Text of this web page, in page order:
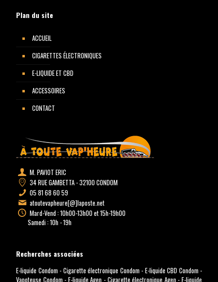
Plan du site
ACCUEIL
CIGARETTES ÉLECTRONIQUES
E-LIQUIDE ET CBD
ACCESSOIRES
CONTACT
M. PAVIOT ERIC
34 RUE GAMBETTA - 32100 CONDOM
05 81 68 60 59
atoutevapheure[@]laposte.net
Mard-Vend : 10h00-13h00 et 15h-19h00
Samedi : 10h - 19h
Recherches associées
E-liquide Condom- Cigarette électronique Condom- E-liquide CBD Condom-
Vapoteuse Condom- E-liquide Agen - Cigarette électronique Agen-E-liquide